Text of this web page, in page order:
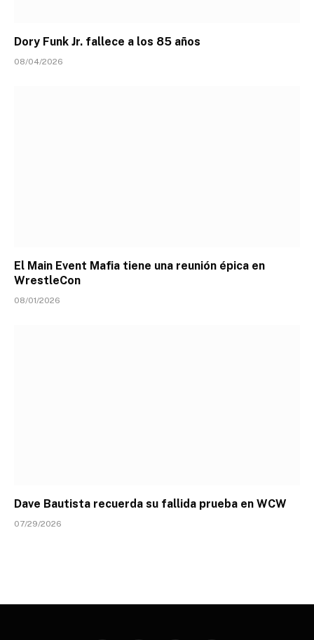
Dory Funk Jr. fallece a los 85 años
08/04/2026
El Main Event Mafia tiene una reunión épica en
WrestleCon
08/01/2026
Dave Bautista recuerda su fallida prueba en WCW
07/29/2026